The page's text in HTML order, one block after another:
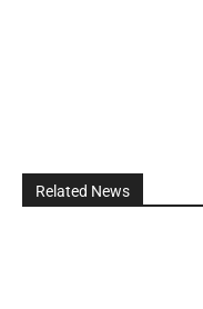
Related News